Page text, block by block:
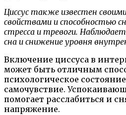
Циссус также известен
свойствами и способностью
стресса и тревоги.
сна и снижение уровня
Включение циссуса в
может быть отличным
психологическое
самочувствие.
помогает расслабиться и
напряжение.